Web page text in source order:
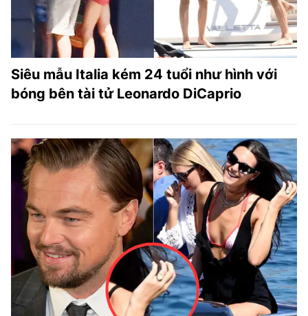
Siêu mẫu Italia kém 24 tuổi như hình với
bóng bên tài tử Leonardo DiCaprio